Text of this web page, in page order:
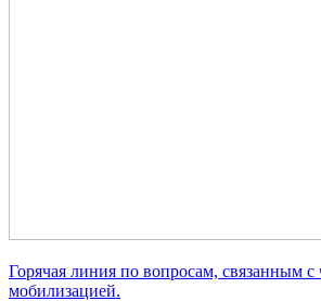
Горячая линия по вопросам, связанным с
мобилизацией.